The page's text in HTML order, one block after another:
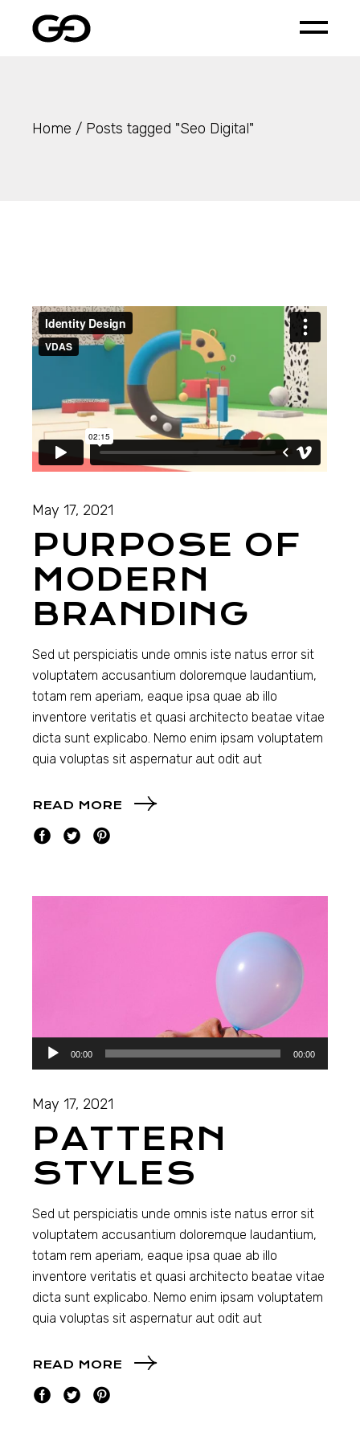
content
Home Posts tagged "Seo Digital"
May 17, 2021
PURPOSE OF
MODERN
BRANDING
Sed ut perspiciatis unde omnis iste natus error sit
voluptatem accusantium doloremque laudantium,
totam rem aperiam, eaque ipsa quae ab illo
inventore veritatis et quasi architecto beatae vitae
dicta sunt explicabo. Nemo enim ipsam voluptatem
quia voluptas sit aspernatur aut odit aut
READ MORE
Audio
Player
00:00 00:00
May 17, 2021
PATTERN
STYLES
Sed ut perspiciatis unde omnis iste natus error sit
voluptatem accusantium doloremque laudantium,
totam rem aperiam, eaque ipsa quae ab illo
inventore veritatis et quasi architecto beatae vitae
dicta sunt explicabo. Nemo enim ipsam voluptatem
quia voluptas sit aspernatur aut odit aut
READ MORE